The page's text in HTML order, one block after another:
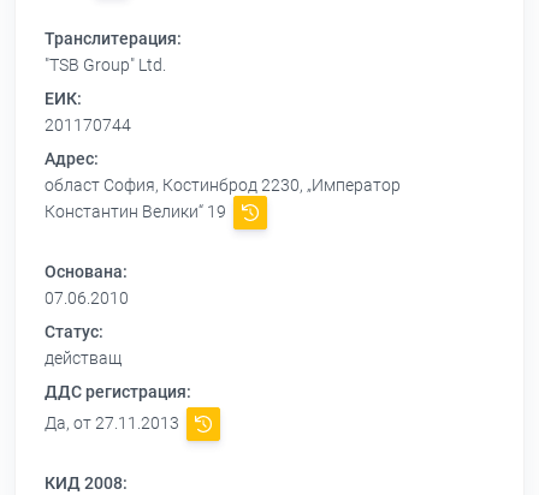
Транслитерация:
"TSB Group" Ltd.
ЕИК:
201170744
Адрес:
област София, Костинброд 2230, „Император
Константин Велики“ 19
Основана:
07.06.2010
Статус:
действащ
ДДС регистрация:
Да, от 27.11.2013
КИД 2008: